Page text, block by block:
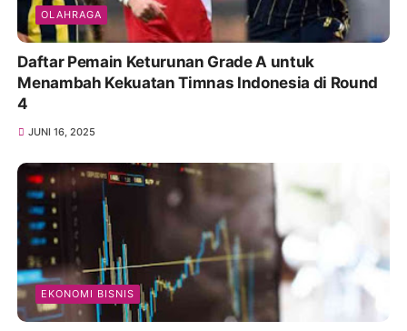
OLAHRAGA
Daftar Pemain Keturunan Grade A untuk
Menambah Kekuatan Timnas Indonesia di Round
4
JUNI 16, 2025
EKONOMI BISNIS